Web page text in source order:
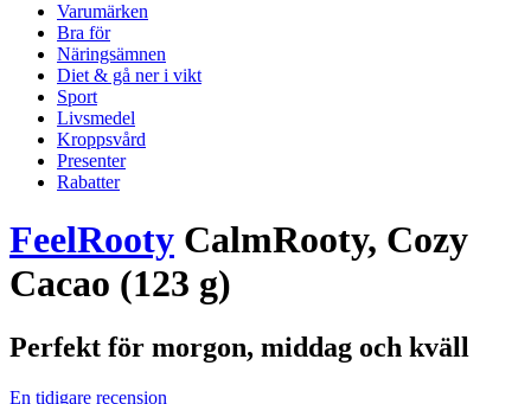
Varumärken
Bra för
Näringsämnen
Diet & gå ner i vikt
Sport
Livsmedel
Kroppsvård
Presenter
Rabatter
FeelRooty CalmRooty, Cozy
Cacao (123 g)
Perfekt för morgon, middag och kväll
En tidigare recension